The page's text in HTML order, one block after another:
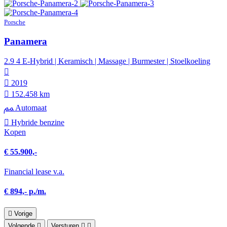
Porsche
Panamera
2.9 4 E-Hybrid | Keramisch | Massage | Burmester | Stoelkoeling
2019
152.458 km
Automaat
Hybride benzine
Kopen
€ 55.900,-
Financial lease v.a.
€ 894,- p./m.
Vorige